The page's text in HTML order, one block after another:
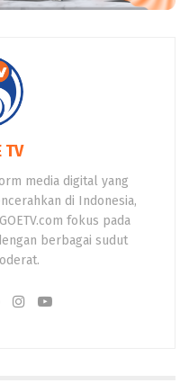
TV
media digital yang
di Indonesia,
fokus pada
berbagai sudut